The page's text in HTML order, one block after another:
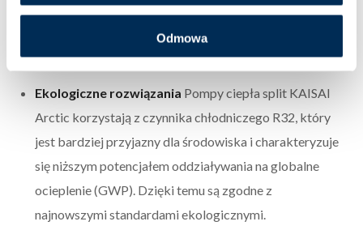
Odmowa
aplikacji mobilnej. To nie tylko wygoda, ale także
Ekologiczne rozwiązania Pompy ciepła split KAISAI
Arctic korzystają z czynnika chłodniczego R32, który
jest bardziej przyjazny dla środowiska i charakteryzuje
się niższym potencjałem oddziaływania na globalne
ocieplenie (GWP). Dzięki temu są zgodne z
najnowszymi standardami ekologicznymi.